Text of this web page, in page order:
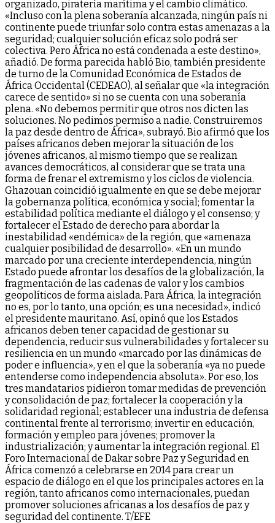
organizado, piratería marítima y el cambio climático.
«Incluso con la plena soberanía alcanzada, ningún país ni
continente puede triunfar solo contra estas amenazas a la
seguridad; cualquier solución eficaz solo podrá ser
colectiva. Pero África no está condenada a este destino»,
añadió. De forma parecida habló Bio, también presidente
de turno de la Comunidad Económica de Estados de
África Occidental (CEDEAO), al señalar que «la integración
carece de sentido» si no se cuenta con una soberanía
plena. «No debemos permitir que otros nos dicten las
soluciones. No pedimos permiso a nadie. Construiremos
la paz desde dentro de África», subrayó. Bio afirmó que los
países africanos deben mejorar la situación de los
jóvenes africanos, al mismo tiempo que se realizan
avances democráticos, al considerar que se trata una
forma de frenar el extremismo y los ciclos de violencia.
Ghazouan coincidió igualmente en que se debe mejorar
la gobernanza política, económica y social; fomentar la
estabilidad política mediante el diálogo y el consenso; y
fortalecer el Estado de derecho para abordar la
inestabilidad «endémica» de la región, que «amenaza
cualquier posibilidad de desarrollo». «En un mundo
marcado por una creciente interdependencia, ningún
Estado puede afrontar los desafíos de la globalización, la
fragmentación de las cadenas de valor y los cambios
geopolíticos de forma aislada. Para África, la integración
no es, por lo tanto, una opción; es una necesidad», indicó
el presidente mauritano. Así, opinó que los Estados
africanos deben tener capacidad de gestionar su
dependencia, reducir sus vulnerabilidades y fortalecer su
resiliencia en un mundo «marcado por las dinámicas de
poder e influencia», y en el que la soberanía «ya no puede
entenderse como independencia absoluta». Por eso, los
tres mandatarios pidieron tomar medidas de prevención
y consolidación de paz; fortalecer la cooperación y la
solidaridad regional; establecer una industria de defensa
continental frente al terrorismo; invertir en educación,
formación y empleo para jóvenes; promover la
industrialización; y aumentar la integración regional. El
Foro Internacional de Dakar sobre Paz y Seguridad en
África comenzó a celebrarse en 2014 para crear un
espacio de diálogo en el que los principales actores en la
región, tanto africanos como internacionales, puedan
promover soluciones africanas a los desafíos de paz y
seguridad del continente. T/EFE